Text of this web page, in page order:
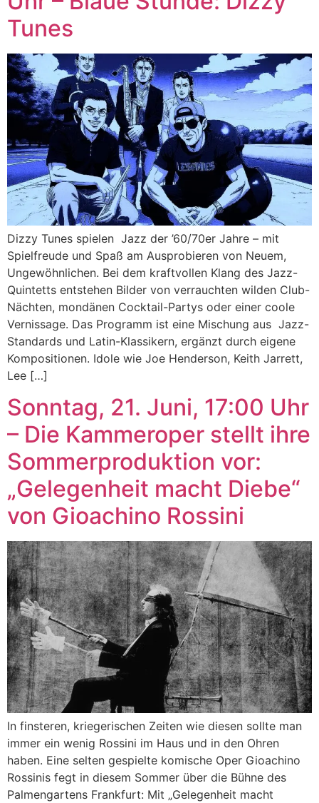
Tunes
Dizzy Tunes spielen Jazz der ’60/70er Jahre – mit
Spielfreude und Spaß am Ausprobieren von Neuem,
Ungewöhnlichen. Bei dem kraftvollen Klang des Jazz-
Quintetts entstehen Bilder von verrauchten wilden Club-
Nächten, mondänen Cocktail-Partys oder einer coole
Vernissage. Das Programm ist eine Mischung aus Jazz-
Standards und Latin-Klassikern, ergänzt durch eigene
Kompositionen. Idole wie Joe Henderson, Keith Jarrett,
Lee […]
Sonntag, 21. Juni, 17:00 Uhr
– Die Kammeroper stellt ihre
Sommerproduktion vor:
„Gelegenheit macht Diebe“
von Gioachino Rossini
In finsteren, kriegerischen Zeiten wie diesen sollte man
immer ein wenig Rossini im Haus und in den Ohren
haben. Eine selten gespielte komische Oper Gioachino
Rossinis fegt in diesem Sommer über die Bühne des
Palmengartens Frankfurt: Mit „Gelegenheit macht